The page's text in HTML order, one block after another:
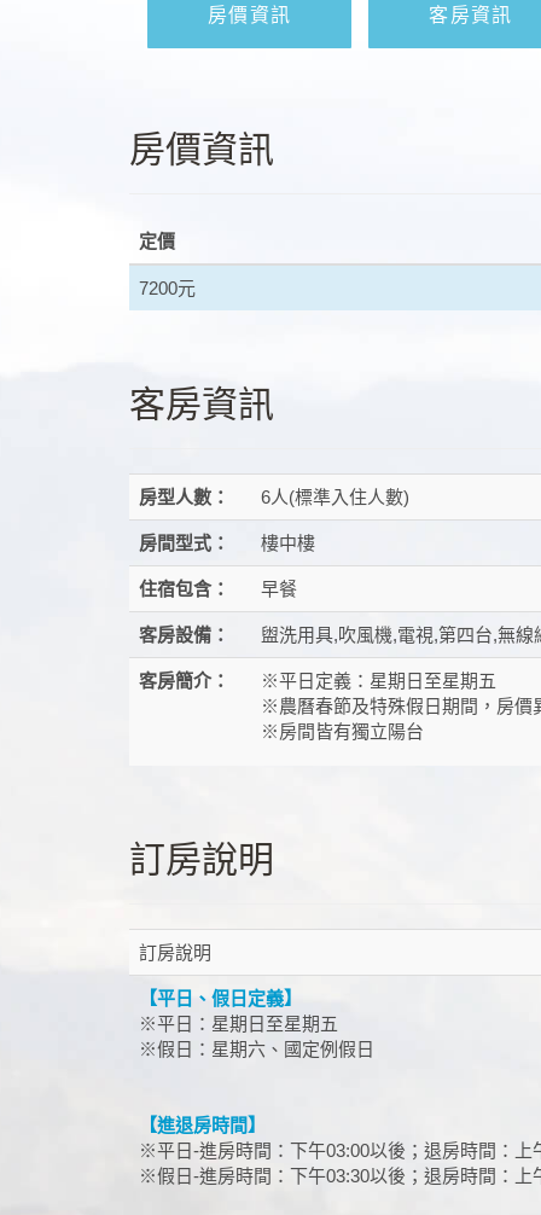
房價資訊 客房資訊
房價資訊
定價
7200元
客房資訊
房型人數： 6人(標準入住人數)
房間型式： 樓中樓
住宿包含： 早餐
客房設備： 盥洗用具,吹風機,電視,第四台,無
客房簡介：
※平日定義：星期日至星期五
※農曆春節及特殊假日期間，房價
※房間皆有獨立陽台
訂房說明
訂房說明
【平日、假日定義】
※平日：星期日至星期五
※假日：星期六、國定例假日
【進退房時間】
※平日-進房時間：下午03:00以後；退房時間：上
※假日-進房時間：下午03:30以後；退房時間：上